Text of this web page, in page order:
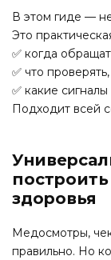
В этом гиде —
Это
✅ когда
✅ что проверять,
✅ какие
Подходит всей
здоровья
Медосмотры,
правильно. Но